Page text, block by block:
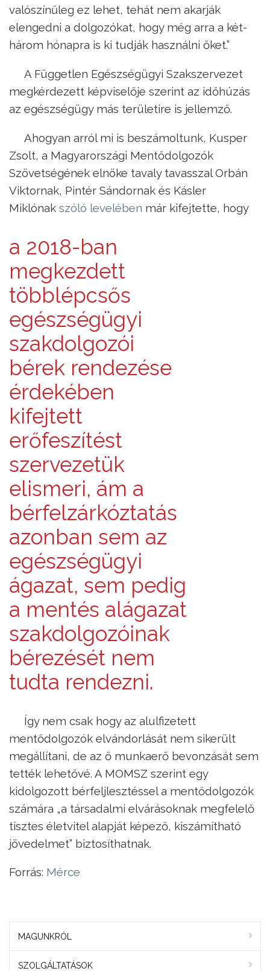
valószínűleg ez lehet, tehát nem akarják
elengedni a dolgozókat, hogy még arra a két-
három hónapra is ki tudják használni őket.”
A Független Egészségügyi Szakszervezet
megkérdezett képviselője szerint az időhúzás
az egészségügy más területire is jellemző.
Ahogyan arról mi is beszámoltunk, Kusper
Zsolt, a Magyarországi Mentődolgozók
Szövetségének elnöke tavaly tavasszal Orbán
Viktornak, Pintér Sándornak és Kásler
Miklónak szóló levelében már kifejtette, hogy
a 2018-ban
megkezdett
többlépcsős
egészségügyi
szakdolgozói
bérek rendezése
érdekében
kifejtett
erőfeszítést
szervezetük
elismeri, ám a
bérfelzárkóztatás
azonban sem az
egészségügyi
ágazat, sem pedig
a mentés alágazat
szakdolgozóinak
bérezését nem
tudta rendezni.
Így nem csak hogy az alulfizetett
mentődolgozók elvándorlását nem sikerült
megállítani, de az ő munkaerő bevonzását sem
tették lehetővé. A MOMSZ szerint egy
kidolgozott bérfeljlesztéssel a mentődolgozók
számára „a társadalmi elvárásoknak megfelelő
tisztes életvitel alapját képező, kiszámítható
jövedelmet” biztosíthatnak.
Forrás: Mérce
MAGUNKRÓL
SZOLGÁLTATÁSOK